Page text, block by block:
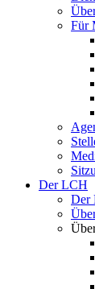
Für
Der LCH
Der